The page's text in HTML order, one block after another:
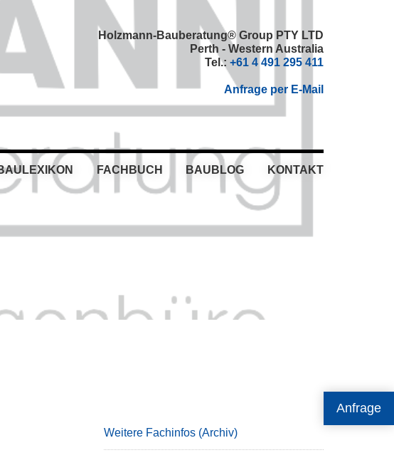
Anfrage
Holzmann-Bauberatung® Group PTY LTD
Perth - Western Australia
Tel.: +61 4 491 295 411
Anfrage per E-Mail
FACHBUCH BAUBLOG KONTAKT
Weitere Fachinfos (Archiv)